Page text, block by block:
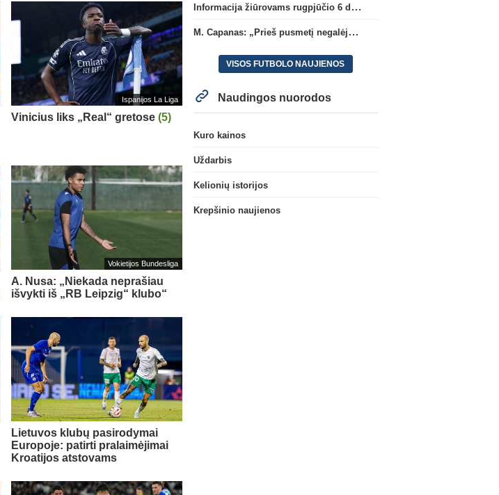
Ispanijos La Liga
Vinicius liks „Real“ gretose (5)
Vokietijos Bundesliga
A. Nusa: „Niekada neprašiau
išvykti iš „RB Leipzig“ klubo“
Lietuvos klubų pasirodymai
Europoje: patirti pralaimėjimai
Kroatijos atstovams
Informacija žiūrovams rugpjūčio 6 d. UEFA rungtynėms
M. Capanas: „Prieš pusmetį negalėjau net įsivaizduoti, kad žaisime prieš „Hajduk“
VISOS FUTBOLO NAUJIENOS
Naudingos nuorodos
Kuro kainos
Uždarbis
Kelionių istorijos
Krepšinio naujienos